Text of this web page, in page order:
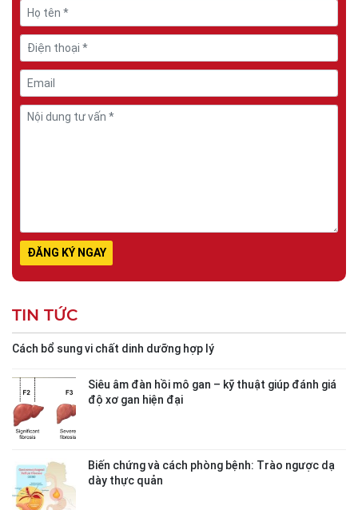
TIN TỨC
Cách bổ sung vi chất dinh dưỡng hợp lý
Siêu âm đàn hồi mô gan – kỹ thuật giúp đánh giá
độ xơ gan hiện đại
Biến chứng và cách phòng bệnh: Trào ngược dạ
dày thực quản